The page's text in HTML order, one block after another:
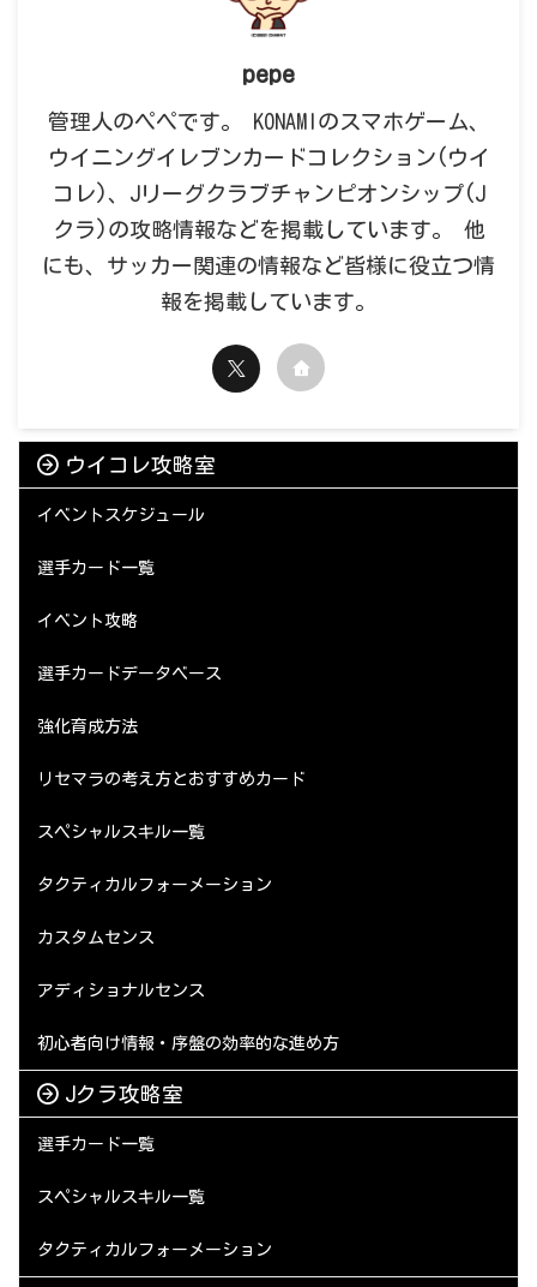
pepe
管理人のペペです。 KONAMIのスマホゲーム、
ウイニングイレブンカードコレクション(ウイ
コレ)、Jリーグクラブチャンピオンシップ(J
クラ)の攻略情報などを掲載しています。 他
にも、サッカー関連の情報など皆様に役立つ情
報を掲載しています。
ウイコレ攻略室
イベントスケジュール
選手カード一覧
イベント攻略
選手カードデータベース
強化育成方法
リセマラの考え方とおすすめカード
スペシャルスキル一覧
タクティカルフォーメーション
カスタムセンス
アディショナルセンス
初心者向け情報・序盤の効率的な進め方
Jクラ攻略室
選手カード一覧
スペシャルスキル一覧
タクティカルフォーメーション